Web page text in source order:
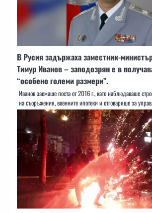
В Русия задържаха заместник-
Тимур Иванов – заподозрян е в
“особено големи размери”.
Иванов заемаше поста от 2016 г., като наблюдаваше
на съоръжения, военните ипотеки и отговаряше за